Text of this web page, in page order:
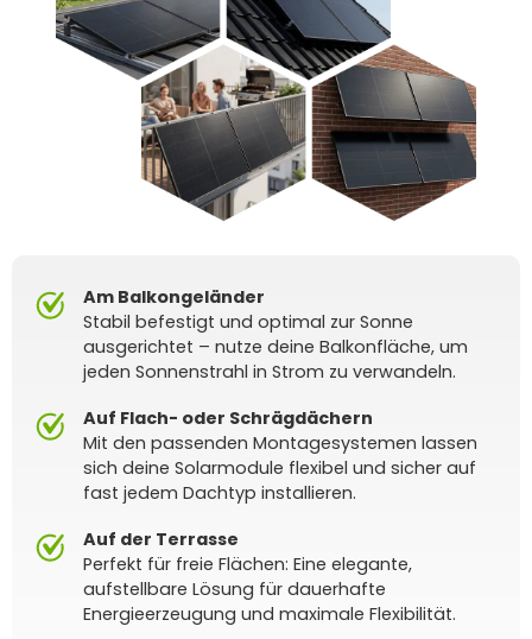
Am Balkongeländer
Stabil befestigt und optimal zur Sonne
ausgerichtet – nutze deine Balkonfläche, um
jeden Sonnenstrahl in Strom zu verwandeln.
Auf Flach- oder Schrägdächern
Mit den passenden Montagesystemen lassen
sich deine Solarmodule flexibel und sicher auf
fast jedem Dachtyp installieren.
Auf der Terrasse
Perfekt für freie Flächen: Eine elegante,
aufstellbare Lösung für dauerhafte
Energieerzeugung und maximale Flexibilität.